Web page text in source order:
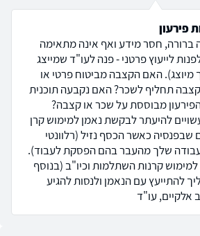
פירעון
ברורה, חסר מידע ואף אינה מתאימה
לייעוץ פרטני - פנה לעו"ד שמייצג
מיוצג). האם הקצבה מביטוח פרטי או
תחליף לשכר? האם נקבעה תוכנית
מבוססת על שכר או קצבה?
להיעתר לבקשת נאמן למימוש קרן
שבפנסיה כאשר הכסף נזיל (רלוונטי
שלך מהעבר בהם הפסקת לעבוד).
קרנות השתלמות וכיו"ב (בנוסף
להתייעץ עם הנאמן ולנסות להגיע
אלקיים, עו"ד